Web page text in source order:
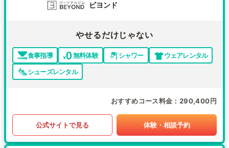
ビヨンド
やせるだけじゃない
食事指導 無料体験 シャワー
ウェアレンタル
シューズレンタル
おすすめコース料金 290,400円
公式サイトで見る 体験・相談予約